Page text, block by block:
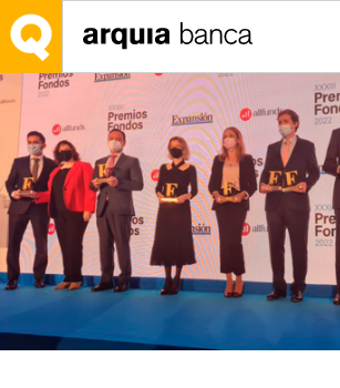
Saltar al contenido principal